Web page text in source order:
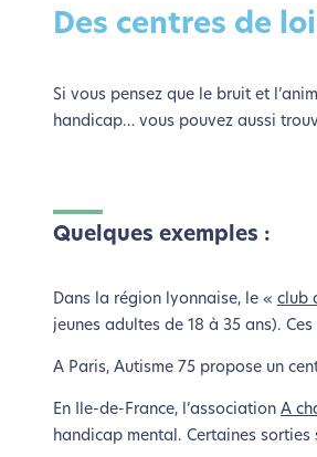
le
Des centres de
Si vous pensez que le bruit et
handicap… vous pouvez aussi
Quelques exemples :
Dans la région lyonnaise, le « club
jeunes adultes de 18 à 35 ans).
A Paris, Autisme 75 propose un
En Ile-de-France, l’association A
handicap mental. Certaines